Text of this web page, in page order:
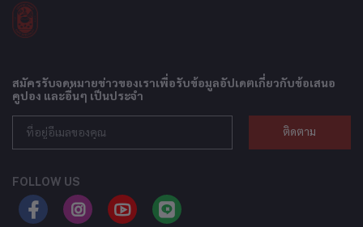
สมัครรับจดหมายข่าวของเราเพื่อรับข้อมูลอัปเดตเกี่ยวกับข้อเสนอ
คูปอง และอื่นๆ เป็นประจำ
ติดตาม
FOLLOW US